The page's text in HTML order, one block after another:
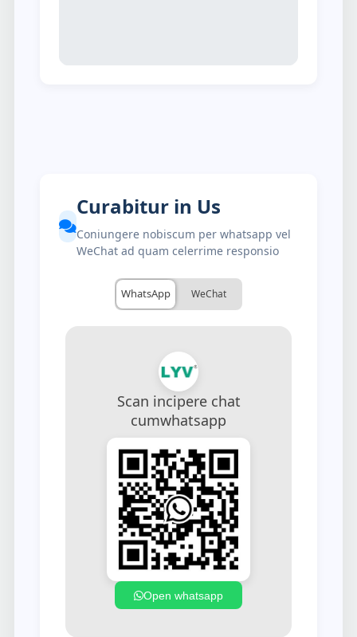
Curabitur in Us
Coniungere nobiscum per whatsapp vel
WeChat ad quam celerrime responsio
Scan incipere chat
cumwhatsapp
Open whatsapp